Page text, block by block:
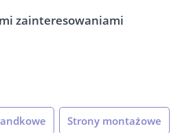
zainteresowaniami
Strony montażowe